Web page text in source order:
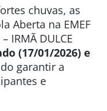
chuvas, as
Aberta na EMEF
IRMÃ DULCE
(17/01/2026) e
garantir a
e